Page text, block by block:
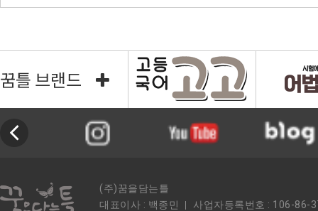
꿈틀 브랜드
(주)꿈을담는틀
대표이사 : 백종민
사업자등록번호 : 106-86-